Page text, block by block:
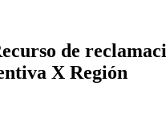
de
X Región